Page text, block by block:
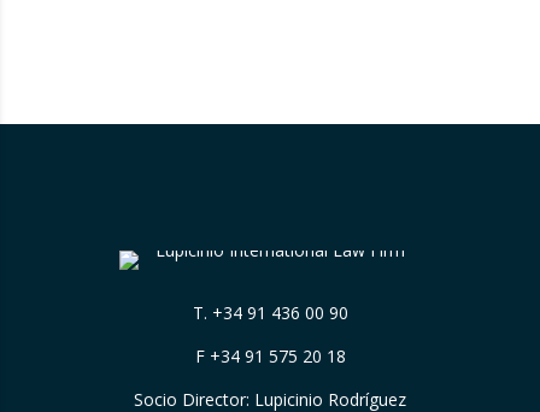
T. +34 91 436 00 90
F +34 91 575 20 18
Socio Director: Lupicinio Rodríguez